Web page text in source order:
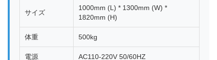
サイズ
1000mm (L) * 1300mm (W) *
1820mm (H)
体重 500kg
電源 AC110-220V 50/60HZ